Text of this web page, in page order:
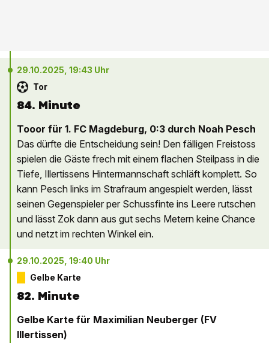
29.10.2025, 19:43 Uhr
Tor
84. Minute
Tooor für 1. FC Magdeburg, 0:3 durch Noah Pesch
Das dürfte die Entscheidung sein! Den fälligen Freistoss
spielen die Gäste frech mit einem flachen Steilpass in die
Tiefe, Illertissens Hintermannschaft schläft komplett. So
kann Pesch links im Strafraum angespielt werden, lässt
seinen Gegenspieler per Schussfinte ins Leere rutschen
und lässt Zok dann aus gut sechs Metern keine Chance
und netzt im rechten Winkel ein.
29.10.2025, 19:40 Uhr
Gelbe Karte
82. Minute
Gelbe Karte für Maximilian Neuberger (FV
Illertissen)